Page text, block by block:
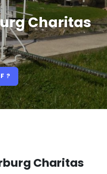
Charitas
Charitas